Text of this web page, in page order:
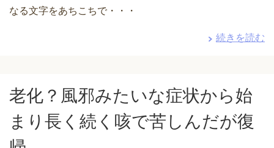
なる文字をあちこちで・・・
続きを読む
老化？風邪みたいな症状から始
まり長く続く咳で苦しんだが復